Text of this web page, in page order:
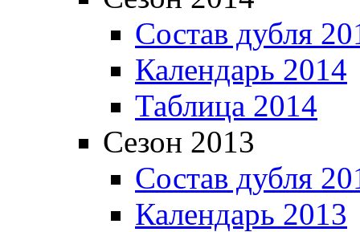
Состав дубля
Календарь 2014
Таблица 2014
Сезон 2013
Состав дубля
Календарь 2013